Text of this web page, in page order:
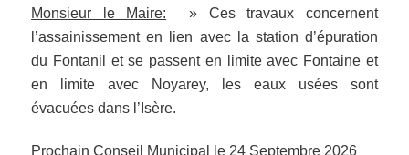
Monsieur le Maire: » Ces travaux concernent
l’assainissement en lien avec la station d’épuration
du Fontanil et se passent en limite avec Fontaine et
en limite avec Noyarey, les eaux usées sont
évacuées dans l’Isère.
Prochain Conseil Municipal le 24 Septembre 2026